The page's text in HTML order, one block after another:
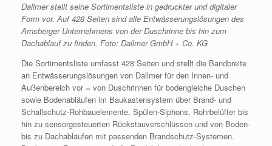
Dallmer stellt seine Sortimentsliste in gedruckter und digitaler
Form vor. Auf 428 Seiten sind alle Entwässerungslösungen des
Arnsberger Unternehmens von der Duschrinne bis hin zum
Dachablauf zu finden. Foto: Dallmer GmbH + Co. KG
Die Sortimentsliste umfasst 428 Seiten und stellt die Bandbreite
an Entwässerungslösungen von Dallmer für den Innen- und
Außenbereich vor von Duschrinnen für bodengleiche Duschen
sowie Bodenabläufen im Baukastensystem über Brand- und
Schallschutz-Rohbauelemente, Spülen-Siphons, Rohrbelüfter bis
hin zu sensorgesteuerten Rückstauverschlüssen und von Boden-
bis zu Dachabläufen mit passenden Brandschutz-Systemen.